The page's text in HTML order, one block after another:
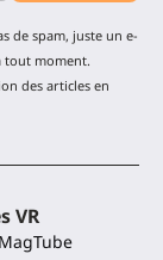
de spam, juste un e-
tout moment.
des articles en
VR